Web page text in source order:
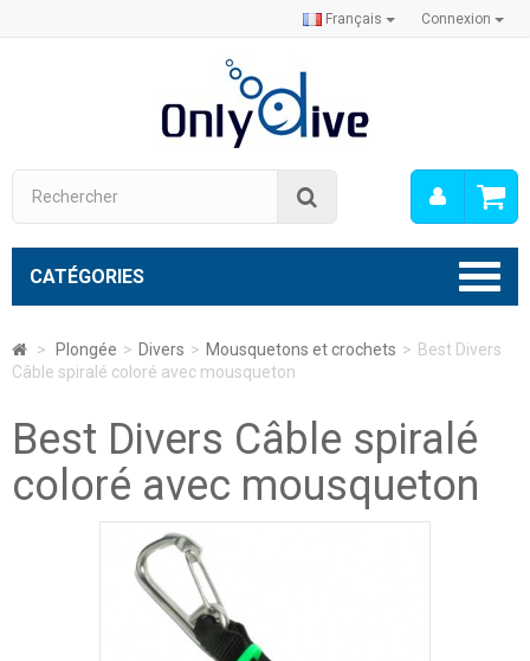
Connexion
Français
Mon
CATÉGORIES
> Plongée > Divers > Mousquetons et crochets > Best Divers
Câble spiralé coloré avec mousqueton
Best Divers Câble spiralé
coloré avec mousqueton